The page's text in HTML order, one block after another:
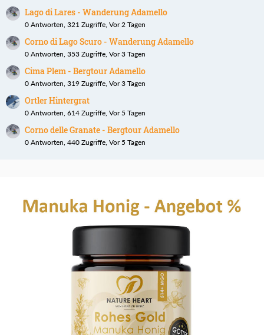
Lago di Lares - Wanderung Adamello
0 Antworten, 321 Zugriffe, Vor 2 Tagen
Corno di Lago Scuro - Wanderung Adamello
0 Antworten, 353 Zugriffe, Vor 3 Tagen
Cima Plem - Bergtour Adamello
0 Antworten, 319 Zugriffe, Vor 3 Tagen
Ortler Hintergrat
0 Antworten, 614 Zugriffe, Vor 5 Tagen
Corno delle Granate - Bergtour Adamello
0 Antworten, 440 Zugriffe, Vor 5 Tagen